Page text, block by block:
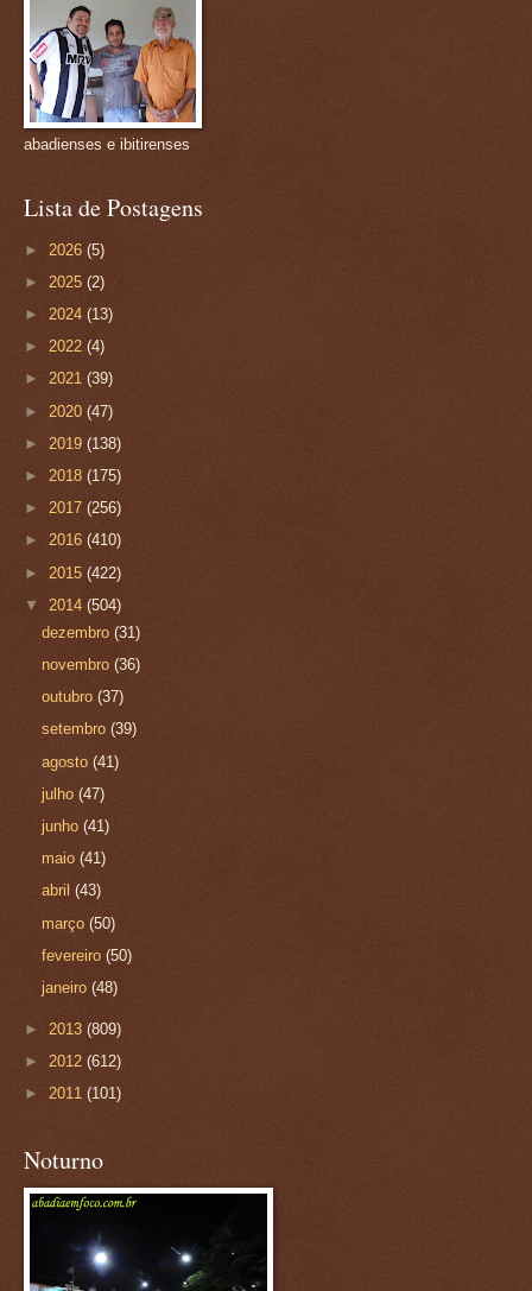
abadienses e ibitirenses
Lista de Postagens
► 2026 (5)
► 2025 (2)
► 2024 (13)
► 2022 (4)
► 2021 (39)
► 2020 (47)
► 2019 (138)
► 2018 (175)
► 2017 (256)
► 2016 (410)
► 2015 (422)
▼ 2014 (504)
dezembro(31)
novembro(36)
outubro(37)
setembro(39)
agosto(41)
julho(47)
junho(41)
maio(41)
abril(43)
março(50)
fevereiro(50)
janeiro(48)
► 2013 (809)
► 2012 (612)
► 2011 (101)
Noturno